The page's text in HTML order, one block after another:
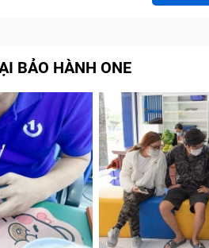
biết bàn phím laptop
được nhà sản xuất phân bổ
trình sử dụng không cẩn thận,
thấy bắt tiện. Nếu bạn nhận
thì đã đến lúc thay bàn phím
bị loạn chữ:
Lỗi này người
“dđ” khi gõ chữ “d” hoặc khi
BẢO HÀNH ONE